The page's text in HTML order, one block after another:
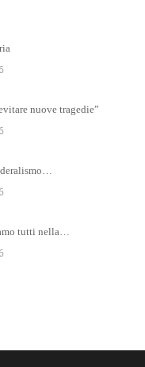
nuove tragedie”
tutti nella…